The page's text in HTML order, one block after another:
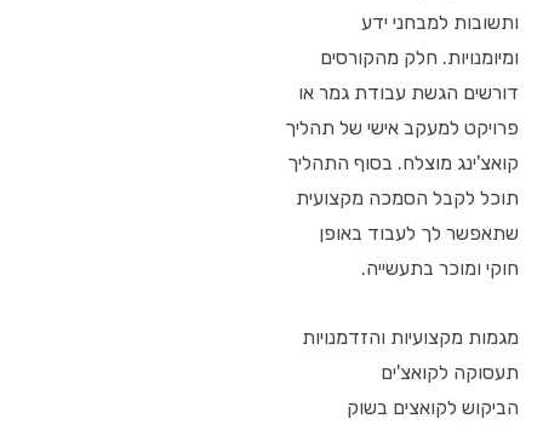
ותשובות למבחני ידע
ומיומנויות. חלק מהקורסים
דורשים הגשת עבודת גמר או
פרויקט למעקב אישי של תהליך
קואצ'ינג מוצלח. בסוף התהליך
תוכל לקבל הסמכה מקצועית
שתאפשר לך לעבוד באופן
חוקי ומוכר בתעשייה.
מגמות מקצועיות והזדמנויות
תעסוקה לקואצ'ים
הביקוש לקואצים בשוק